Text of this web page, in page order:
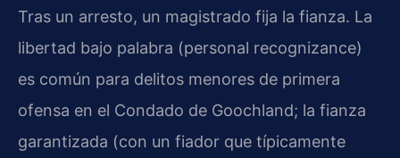
Tras un arresto, un magistrado fija la fianza. La
libertad bajo palabra (personal recognizance)
es común para delitos menores de primera
ofensa en el Condado de Goochland; la fianza
garantizada (con un fiador que típicamente